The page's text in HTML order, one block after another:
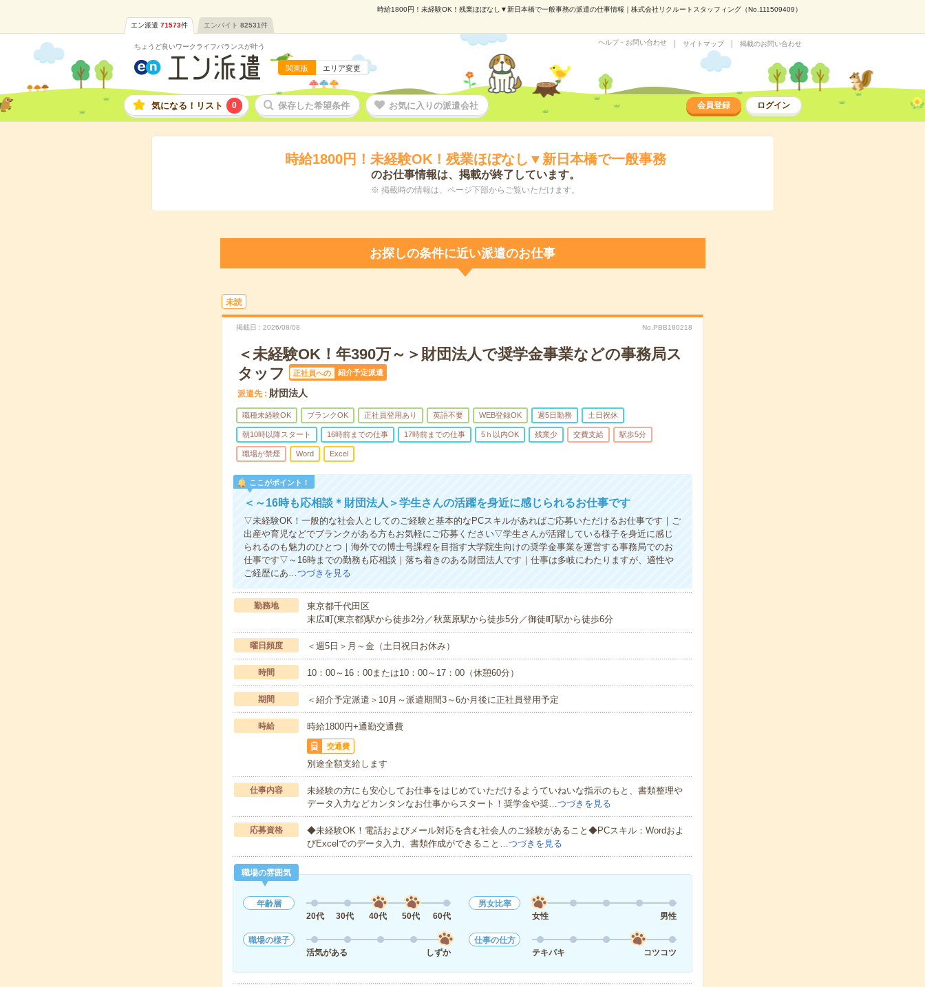
時給1800円！未経験OK！残業ほぼなし▼新日本橋で一般事務の派遣の仕事情報｜株式会社リクルートスタッフィング（No.111509409）
エン派遣 71573件 エンバイト 82531件
ちょうど良いワークライフバランスが叶う
関東版 エリア変更
ヘルプ・お問い合わせ サイトマップ 掲載のお問い合わせ
気になる！リスト 0 保存した希望条件 お気に入りの派遣会社 会員登録 ログイン
時給1800円！未経験OK！残業ほぼなし▼新日本橋で一般事務
のお仕事情報は、掲載が終了しています。
※ 掲載時の情報は、ページ下部からご覧いただけます。
お探しの条件に近い派遣のお仕事
未読
掲載日 2026/08/08 No.PBB180218
＜未経験OK！年390万～＞財団法人で奨学金事業などの事務局ス
タッフ
正社員への 紹介予定派遣
派遣先 財団法人
職種未経験OK ブランクOK 正社員登用あり 英語不要 WEB登録OK 週5日勤務 土日祝休
朝10時以降スタート 16時前までの仕事 17時前までの仕事 5ｈ以内OK 残業少 交費支給 駅歩5分
職場が禁煙 Word Excel
ここがポイント！
＜～16時も応相談＊財団法人＞学生さんの活躍を身近に感じられるお仕事です
▽未経験OK！一般的な社会人としてのご経験と基本的なPCスキルがあればご応募いただけるお仕事です｜ご
出産や育児などでブランクがある方もお気軽にご応募ください▽学生さんが活躍している様子を身近に感じ
られるのも魅力のひとつ｜海外での博士号課程を目指す大学院生向けの奨学金事業を運営する事務局でのお
仕事です▽～16時までの勤務も応相談｜落ち着きのある財団法人です｜仕事は多岐にわたりますが、適性や
ご経歴にあ…つづきを見る
勤務地
東京都千代田区
末広町(東京都)駅から徒歩2分／秋葉原駅から徒歩5分／御徒町駅から徒歩6分
曜日頻度 ＜週5日＞月～金（土日祝日お休み）
時間 10：00～16：00または10：00～17：00（休憩60分）
期間 ＜紹介予定派遣＞10月～派遣期間3～6か月後に正社員登用予定
時給 時給1800円+通勤交通費
交通費
別途全額支給します
仕事内容
未経験の方にも安心してお仕事をはじめていただけるようていねいな指示のもと、書類整理や
データ入力などカンタンなお仕事からスタート！奨学金や奨…つづきを見る
応募資格
◆未経験OK！電話およびメール対応を含む社会人のご経験があること◆PCスキル：Wordおよ
びExcelでのデータ入力、書類作成ができること…つづきを見る
職場の雰囲気
年齢層
20代
30代 40代 50代 60代
男女比率
女性
男性
職場の様子
活気がある
しずか
仕事の仕方
テキパキ
コツコツ